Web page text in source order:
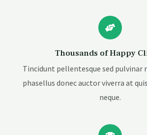
Thousands of Happy
Tincidunt pellentesque sed pulvinar
phasellus donec auctor viverra at
neque.